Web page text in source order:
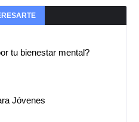
tu bienestar mental?
Jóvenes